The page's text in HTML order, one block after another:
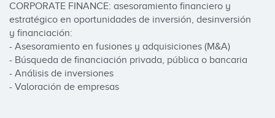
CORPORATE FINANCE: asesoramiento financiero y
estratégico en oportunidades de inversión, desinversión
y financiación:
- Asesoramiento en fusiones y adquisiciones (M&A)
- Búsqueda de financiación privada, pública o bancaria
- Análisis de inversiones
- Valoración de empresas